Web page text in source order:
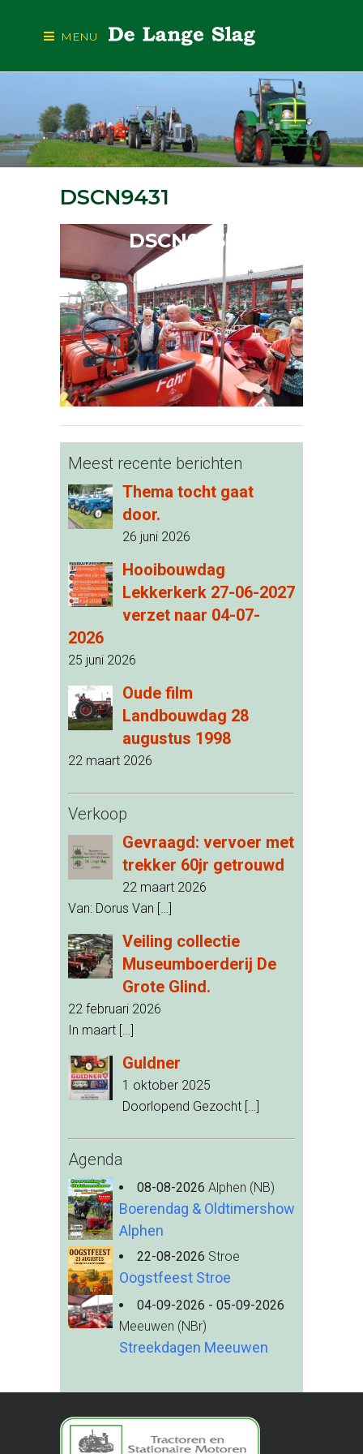
MENU
DSCN9431
DSCN9431
Meest recente berichten
Thema tocht gaat
door.
26 juni 2026
Hooibouwdag
Lekkerkerk 27-06-2027
verzet naar 04-07-
2026
25 juni 2026
Oude film
Landbouwdag 28
augustus 1998
22 maart 2026
Verkoop
Gevraagd: vervoer met
trekker 60jr getrouwd
22 maart 2026
Van: Dorus Van […]
Veiling collectie
Museumboerderij De
Grote Glind.
22 februari 2026
In maart […]
Guldner
1 oktober 2025
Doorlopend Gezocht […]
Agenda
08-08-2026 Alphen (NB)
Boerendag & Oldtimershow
Alphen
22-08-2026 Stroe
Oogstfeest Stroe
04-09-2026 - 05-09-2026
Meeuwen (NBr)
Streekdagen Meeuwen